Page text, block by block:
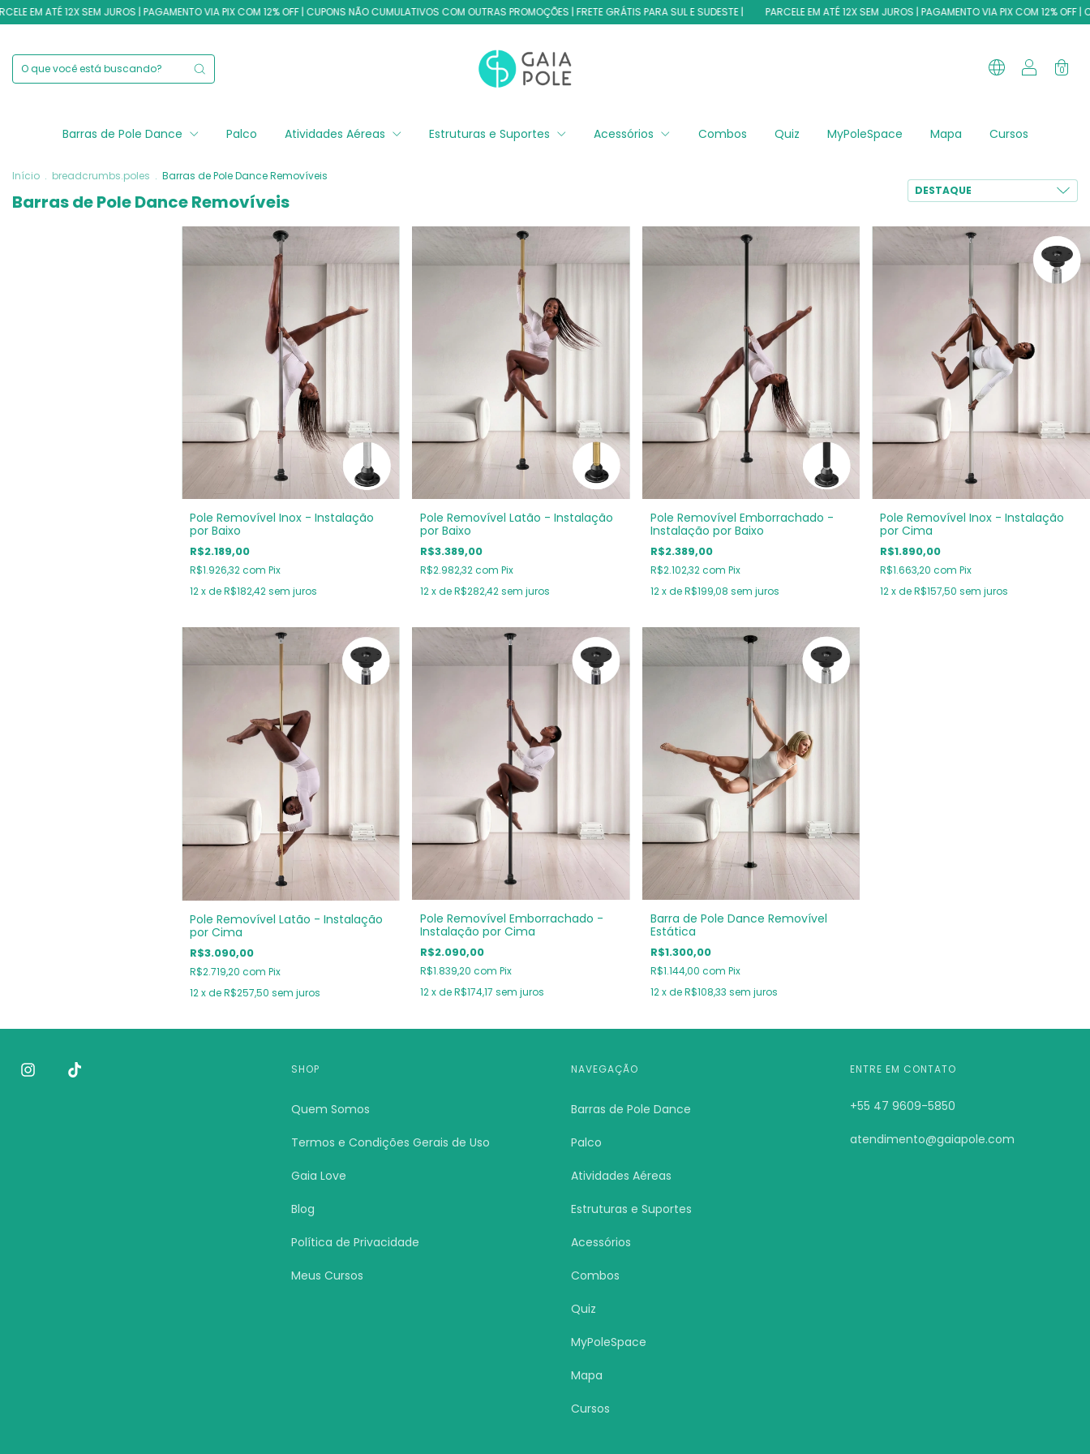
ATÉ 12X SEM JUROS | PAGAMENTO VIA PIX COM 12% OFF | CUPONS NÃO CUMULATIVOS COM OUTRAS PROMOÇÕES | FRETE GRÁTIS PARA SUL E SUDESTE | PARCELE EM ATÉ 12X SEM JUROS | PAGAMENTO VIA PIX COM 12% OFF |
0
Barras de Pole Dance Palco Atividades Aéreas Estruturas e Suportes Acessórios Combos Quiz MyPoleSpace Mapa Cursos
Início . breadcrumbs.poles . Barras de Pole Dance Removíveis
Barras de Pole Dance Removíveis
Pole Removível Inox - Instalação
por Baixo
R$2.189,00
R$1.926,32com Pix
12x deR$182,42sem juros
Pole Removível Latão - Instalação
por Baixo
R$3.389,00
R$2.982,32com Pix
12x deR$282,42sem juros
Pole Removível Emborrachado -
Instalação por Baixo
R$2.389,00
R$2.102,32com Pix
12 x deR$199,08 sem juros
Pole Removível Inox - Instalação
por Cima
R$1.890,00
R$1.663,20com Pix
12x deR$157,50 sem juros
Pole Removível Latão - Instalação
por Cima
R$3.090,00
R$2.719,20 com Pix
12x deR$257,50 sem juros
Pole Removível Emborrachado -
Instalação por Cima
R$2.090,00
R$1.839,20 com Pix
12x deR$174,17 sem juros
Barra de Pole Dance Removível
Estática
R$1.300,00
R$1.144,00 com Pix
12 x deR$108,33 sem juros
SHOP
Quem Somos
Termos e Condições Gerais de Uso
Gaia Love
Blog
Política de Privacidade
Meus Cursos
NAVEGAÇÃO
Barras de Pole Dance
Palco
Atividades Aéreas
Estruturas e Suportes
Acessórios
Combos
Quiz
MyPoleSpace
Mapa
Cursos
ENTRE EM CONTATO
+55 47 9609-5850
atendimento@gaiapole.com